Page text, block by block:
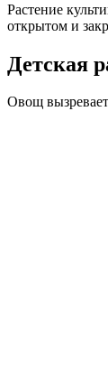
Растение
открытом и
Детская
Овощ